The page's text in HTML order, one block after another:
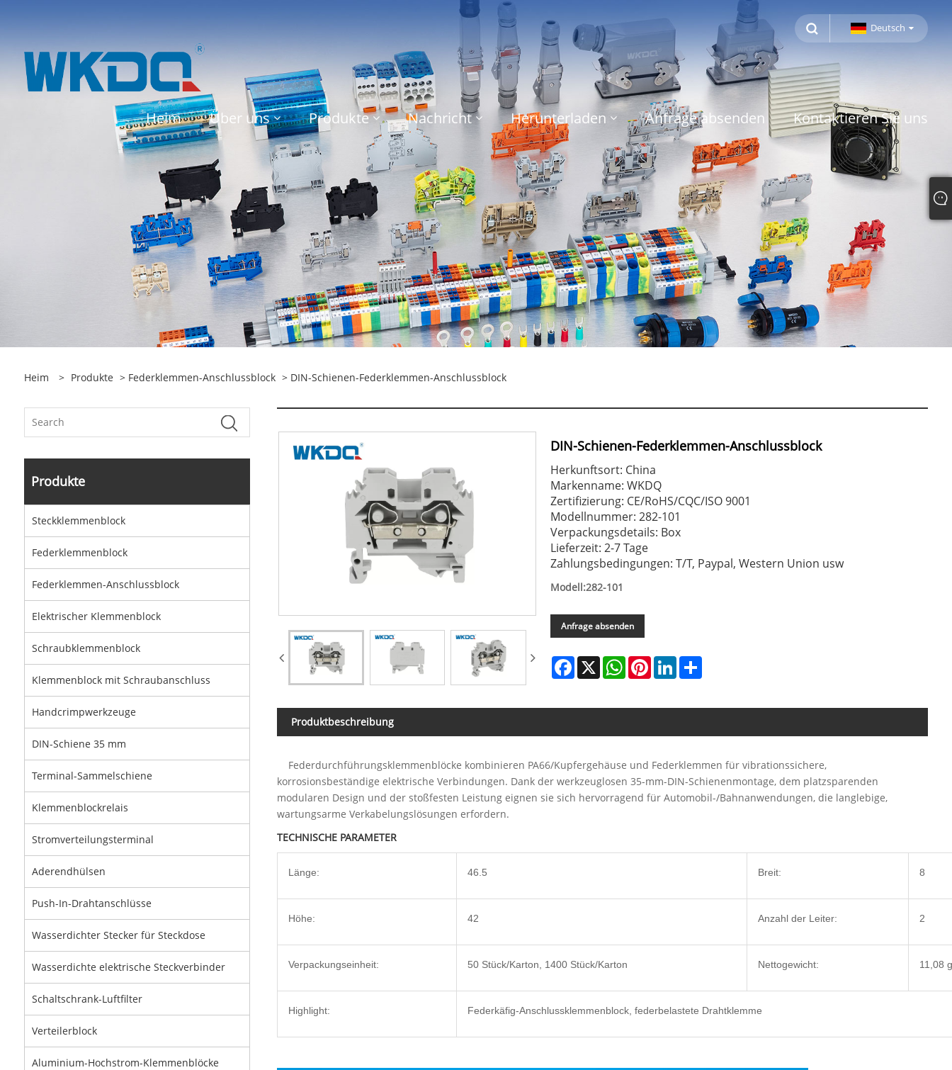
Deutsch
Heim Über uns Produkte Nachricht Herunterladen Anfrage absenden Kontaktieren Sie uns
Heim > Produkte > Federklemmen-Anschlussblock > DIN-Schienen-Federklemmen-Anschlussblock
Produkte
Steckklemmenblock
Federklemmenblock
Federklemmen-Anschlussblock
Elektrischer Klemmenblock
Schraubklemmenblock
Klemmenblock mit Schraubanschluss
Handcrimpwerkzeuge
DIN-Schiene 35 mm
Terminal-Sammelschiene
Klemmenblockrelais
Stromverteilungsterminal
Aderendhülsen
Push-In-Drahtanschlüsse
Wasserdichter Stecker für Steckdose
Wasserdichte elektrische Steckverbinder
Schaltschrank-Luftfilter
Verteilerblock
Aluminium-Hochstrom-Klemmenblöcke
DIN-Schienen-Federklemmen-Anschlussblock
Herkunftsort: China
Markenname: WKDQ
Zertifizierung: CE/RoHS/CQC/ISO 9001
Modellnummer: 282-101
Verpackungsdetails: Box
Lieferzeit: 2-7 Tage
Zahlungsbedingungen: T/T, Paypal, Western Union usw
Modell:282-101
Anfrage absenden
Facebook
X WhatsApp
PinterestLinkedIn
Produktbeschreibung
Federdurchführungsklemmenblöcke kombinieren PA66/Kupfergehäuse und Federklemmen für vibrationssichere,
korrosionsbeständige elektrische Verbindungen. Dank der werkzeuglosen 35-mm-DIN-Schienenmontage, dem platzsparenden
modularen Design und der stoßfesten Leistung eignen sie sich hervorragend für Automobil-/Bahnanwendungen, die langlebige,
wartungsarme Verkabelungslösungen erfordern.
TECHNISCHE PARAMETER
Länge: 46.5 Breit: 8
Höhe: 42 Anzahl der Leiter: 2
Verpackungseinheit: 50 Stück/Karton, 1400 Stück/Karton Nettogewicht: 11,08
Highlight: Federkäfig-Anschlussklemmenblock, federbelastete Drahtklemme